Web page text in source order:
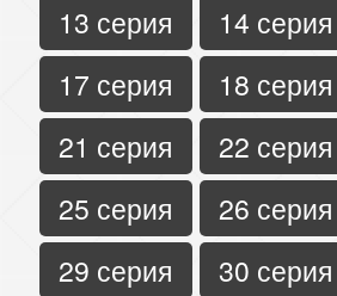
13 серия
14 серия
17 серия
18 серия
21 серия
22 серия
25 серия
26 серия
29 серия
30 серия